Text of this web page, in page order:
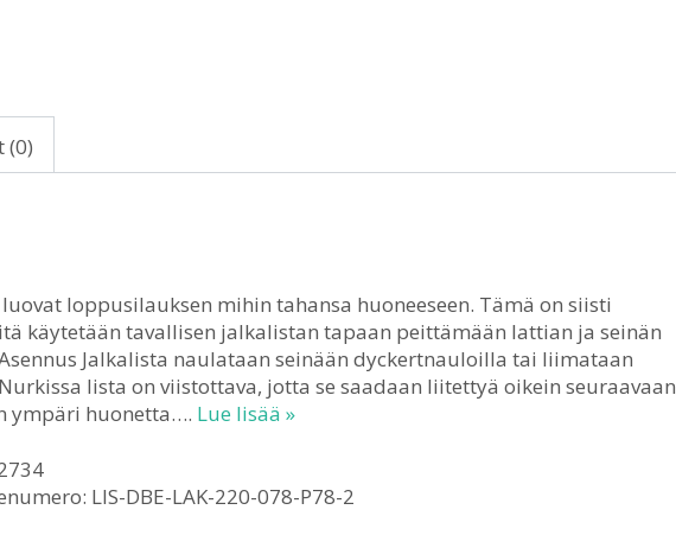
(0)
loppusilauksen mihin tahansa huoneeseen. Tämä on siisti
käytetään tavallisen jalkalistan tapaan peittämään lattian ja seinän
Jalkalista naulataan seinään dyckertnauloilla tai liimataan
lista on viistottava, jotta se saadaan liitettyä oikein seuraavaan
ympäri huonetta…. Lue lisää »
LIS-DBE-LAK-220-078-P78-2